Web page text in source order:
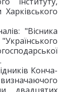
"Вісника
Конча-